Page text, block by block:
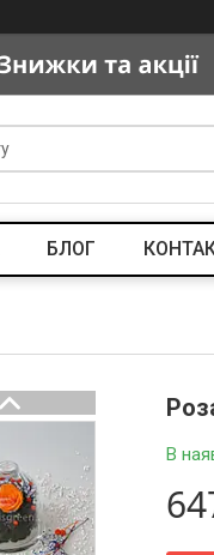
БЛОГ
В